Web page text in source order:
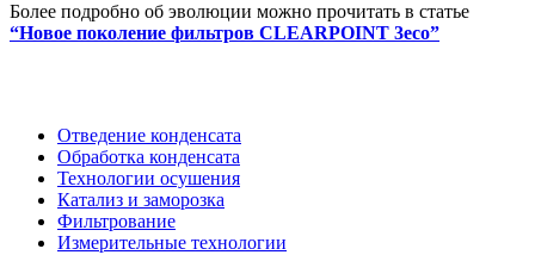
Более подробно об эволюции можно прочитать в статье
“Новое поколение фильтров CLEARPOINT 3eco”
Отведение конденсата
Обработка конденсата
Технологии осушения
Катализ и заморозка
Фильтрование
Измерительные технологии